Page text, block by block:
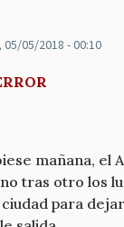
05/05/2018 - 00:10
mañana, el
tras otro los
para